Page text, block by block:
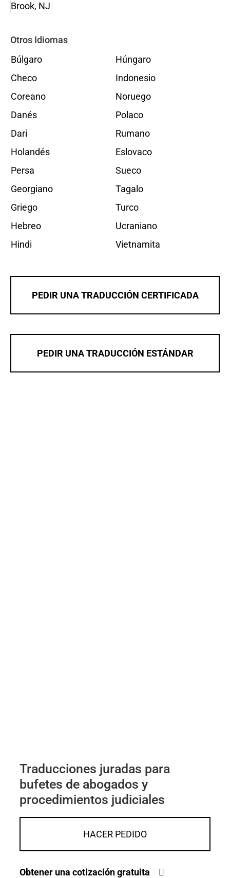
Otros Idiomas
Búlgaro
Checo
Coreano
Danés
Dari
Holandés
Persa
Georgiano
Griego
Hebreo
Hindi
Húngaro
Indonesio
Noruego
Polaco
Rumano
Eslovaco
Sueco
Tagalo
Turco
Ucraniano
Vietnamita
PEDIR UNA TRADUCCIÓN CERTIFICADA
PEDIR UNA TRADUCCIÓN ESTÁNDAR
Traducciones juradas para
bufetes de abogados y
procedimientos judiciales
HACER PEDIDO
Obtener una cotización gratuita